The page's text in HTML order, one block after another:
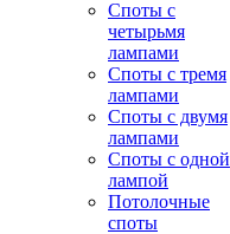
Споты с
четырьмя
лампами
Споты с тремя
лампами
Споты с двумя
лампами
Споты с одной
лампой
Потолочные
споты